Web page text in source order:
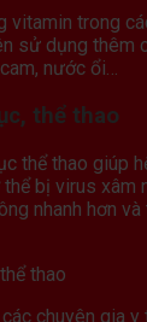
vitamin trong
sử dụng thêm
nước ổi…
thể thao
thể thao giúp
bị virus xâm
nhanh hơn
chuyên gia